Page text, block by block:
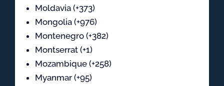
Moldavia (+373)
Mongolia (+976)
Montenegro (+382)
Montserrat (+1)
Mozambique (+258)
Myanmar (+95)